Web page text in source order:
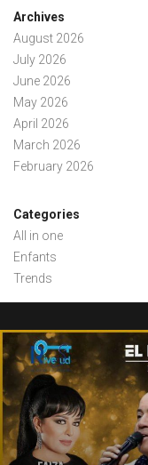
Archives
August 2026
July 2026
June 2026
May 2026
April 2026
March 2026
February 2026
Categories
All in one
Enfants
Trends